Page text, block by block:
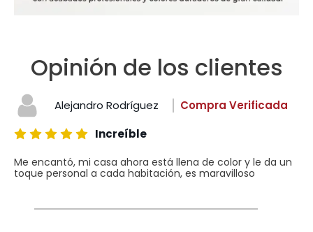
Opinión de los clientes
Alejandro Rodríguez
Compra Verificada
Increíble
Me encantó, mi casa ahora está llena de color y le da un
toque personal a cada habitación, es maravilloso